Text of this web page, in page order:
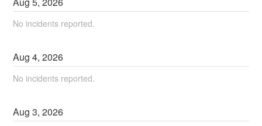
No incidents reported.
Aug4,2026
No incidents reported.
Aug3,2026